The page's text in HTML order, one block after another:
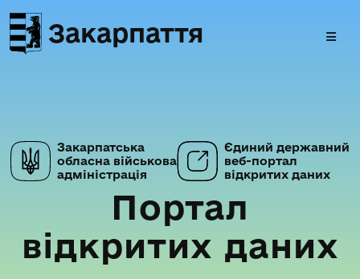
Закарпаття
Закарпатська
обласна військова
адміністрація
Єдиний державний
веб-портал
відкритих даних
Портал
відкритих даних